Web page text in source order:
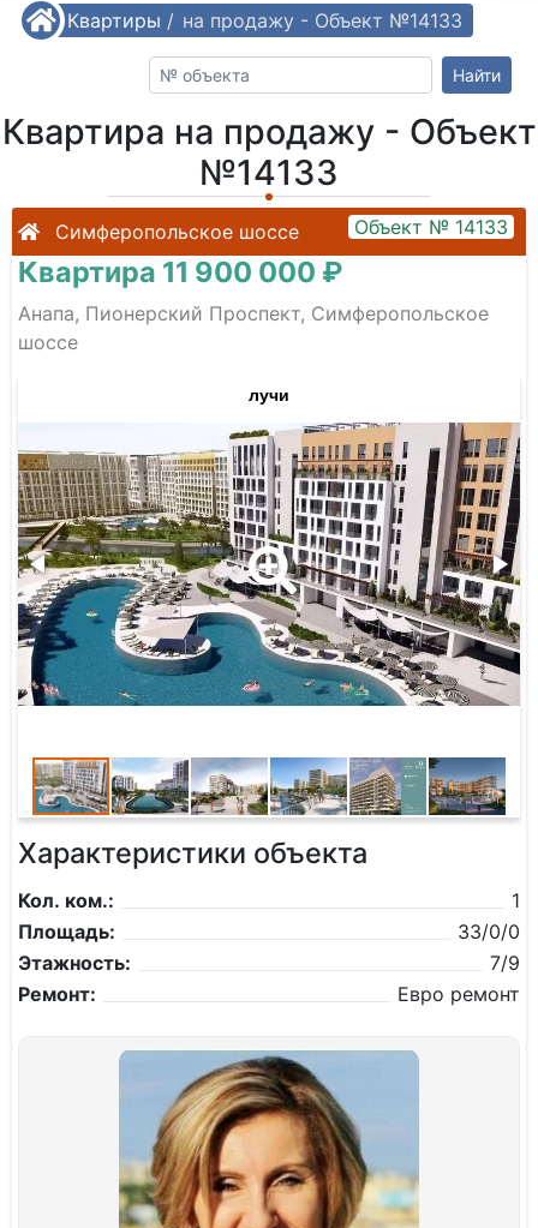
/ Квартиры /
Квартира на продажу - Объект №14133
Найти
Квартира на продажу - Объект
№14133
Симферопольское шоссе Объект № 14133
Квартира 11 900 000 ₽
Анапа, Пионерский Проспект, Симферопольское
шоссе
лучи
Характеристики объекта
Кол. ком.:
1
Площадь:
33/0/0
Этажность:
7/9
Ремонт:
Евро ремонт